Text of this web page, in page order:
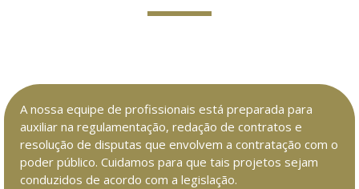
A nossa equipe de profissionais está preparada para
auxiliar na regulamentação, redação de contratos e
resolução de disputas que envolvem a contratação com o
poder público. Cuidamos para que tais projetos sejam
conduzidos de acordo com a legislação.